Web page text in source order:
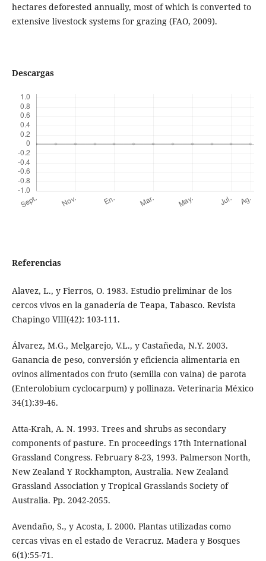
hectares deforested annually, most of which is converted to
extensive livestock systems for grazing (FAO, 2009).
Descargas
Referencias
Alavez, L., y Fierros, O. 1983. Estudio preliminar de los
cercos vivos en la ganadería de Teapa, Tabasco. Revista
Chapingo VIII(42): 103-111.
Álvarez, M.G., Melgarejo, V.L., y Castañeda, N.Y. 2003.
Ganancia de peso, conversión y eficiencia alimentaria en
ovinos alimentados con fruto (semilla con vaina) de parota
(Enterolobium cyclocarpum) y pollinaza. Veterinaria México
34(1):39-46.
Atta-Krah, A. N. 1993. Trees and shrubs as secondary
components of pasture. En proceedings 17th International
Grassland Congress. February 8-23, 1993. Palmerson North,
New Zealand Y Rockhampton, Australia. New Zealand
Grassland Association y Tropical Grasslands Society of
Australia. Pp. 2042-2055.
Avendaño, S., y Acosta, I. 2000. Plantas utilizadas como
cercas vivas en el estado de Veracruz. Madera y Bosques
6(1):55-71.